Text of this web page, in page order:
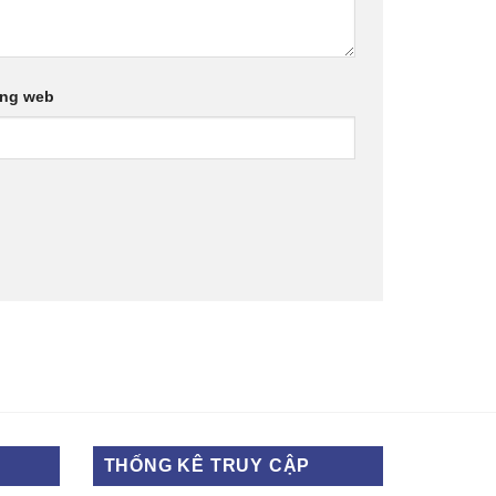
web
THỐNG KÊ TRUY CẬP